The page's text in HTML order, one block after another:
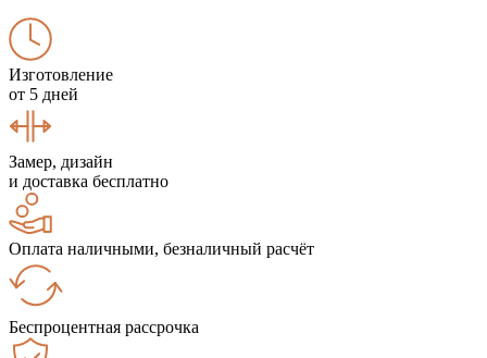
Изготовление
от 5 дней
Замер, дизайн
и доставка бесплатно
Оплата наличными, безналичный расчёт
Беспроцентная рассрочка